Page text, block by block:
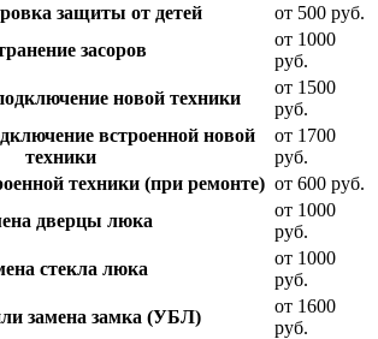
защиты от детей
от 500 руб.
засоров
от 1000
руб.
новой техники
от 1500
руб.
встроенной новой
техники
от 1700
руб.
техники (при ремонте) от 600 руб.
дверцы люка
от 1000
руб.
стекла люка
от 1000
руб.
замена замка (УБЛ)
от 1600
руб.